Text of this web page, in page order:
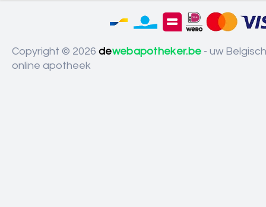
Copyright © 2026 dewebapotheker.be - uw
online apotheek